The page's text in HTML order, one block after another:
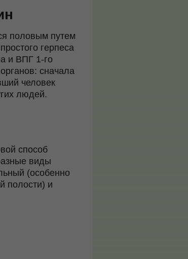
половым путем
герпеса
и ВПГ 1-го
сначала
человек
людей.
способ
виды
(особенно
полости) и